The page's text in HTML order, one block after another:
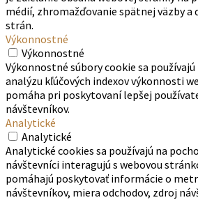
médií, zhromažďovanie spätnej väzby
strán.
Výkonnostné
Výkonnostné
Výkonnostné súbory cookie sa
analýzu kľúčových indexov výkonnosti
pomáha pri poskytovaní lepšej
návštevníkov.
Analytické
Analytické
Analytické cookies sa používajú na
návštevníci interagujú s webovou
pomáhajú poskytovať informácie o
návštevníkov, miera odchodov, zdroj